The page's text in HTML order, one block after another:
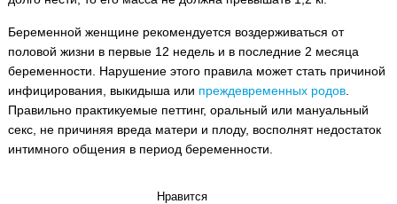
Беременной женщине рекомендуется воздерживаться от
половой жизни в первые 12 недель и в последние 2 месяца
беременности. Нарушение этого правила может стать причиной
инфицирования, выкидыша или преждевременных родов.
Правильно практикуемые петтинг, оральный или мануальный
секс, не причиняя вреда матери и плоду, восполнят недостаток
интимного общения в период беременности.
Нравится